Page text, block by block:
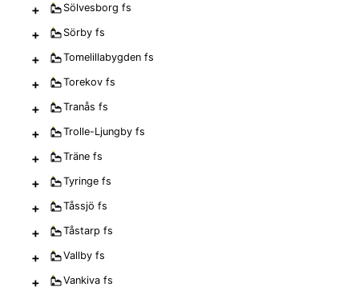
+ Sölvesborg fs
+ Sörby fs
+ Tomelillabygden fs
+ Torekov fs
+ Tranås fs
+ Trolle-Ljungby fs
+ Träne fs
+ Tyringe fs
+ Tåssjö fs
+ Tåstarp fs
+ Vallby fs
+ Vankiva fs